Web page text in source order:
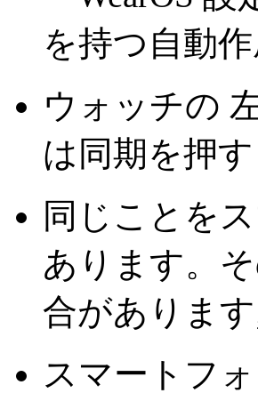
を持つ自動
ウォッチの
は同期を押
同じことを
あります。
合がありま
スマートフ